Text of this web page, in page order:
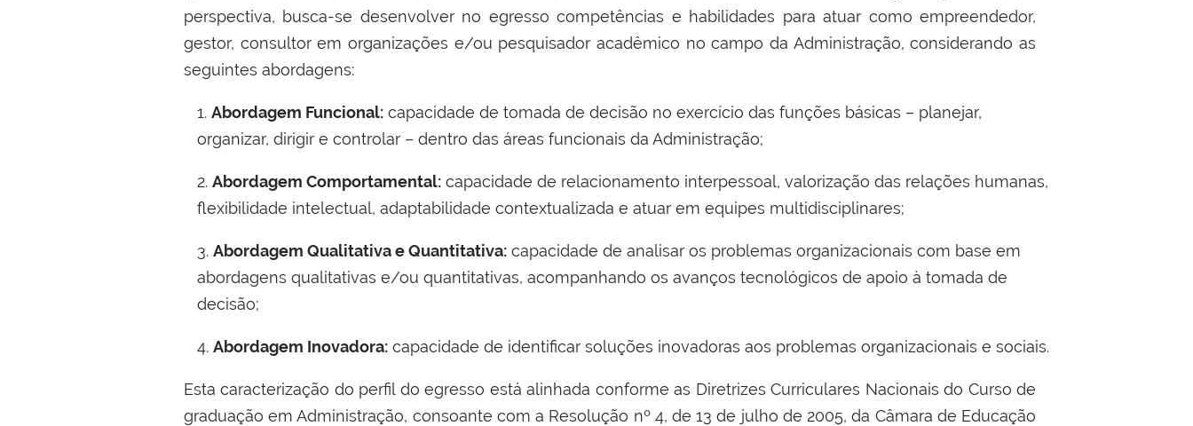
perspectiva, busca-se desenvolver no egresso competências e habilidades para atuar como empreendedor,
gestor, consultor em organizações e/ou pesquisador acadêmico no campo da Administração, considerando as
seguintes abordagens:
1. Abordagem Funcional: capacidade de tomada de decisão no exercício das funções básicas – planejar,
organizar, dirigir e controlar – dentro das áreas funcionais da Administração;
2. Abordagem Comportamental: capacidade de relacionamento interpessoal, valorização das relações humanas,
flexibilidade intelectual, adaptabilidade contextualizada e atuar em equipes multidisciplinares;
3. Abordagem Qualitativa e Quantitativa: capacidade de analisar os problemas organizacionais com base em
abordagens qualitativas e/ou quantitativas, acompanhando os avanços tecnológicos de apoio à tomada de
decisão;
4. Abordagem Inovadora: capacidade de identificar soluções inovadoras aos problemas organizacionais e sociais.
Esta caracterização do perfil do egresso está alinhada conforme as Diretrizes Curriculares Nacionais do Curso de
graduação em Administração, consoante com a Resolução nº 4, de 13 de julho de 2005, da Câmara de Educação